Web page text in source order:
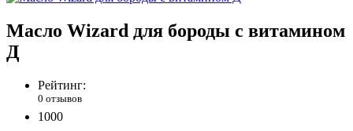
Масло Wizard для бороды с витамином
Д
Рейтинг:
0 отзывов
1000